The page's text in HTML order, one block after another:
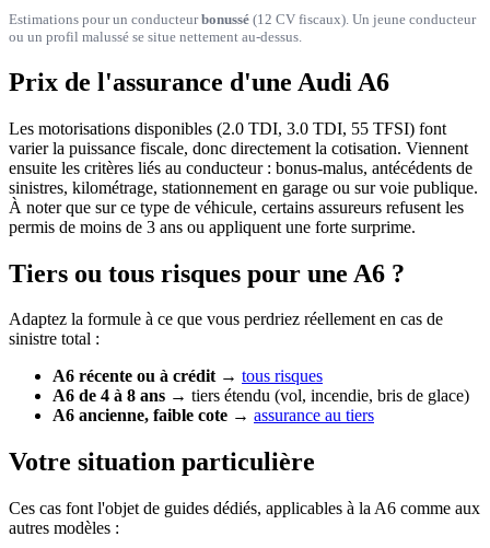
Estimations pour un conducteurbonussé (12 CV fiscaux). Un jeune conducteur
ou un profil malussé se situe nettement au-dessus.
Prix de l'assurance d'une Audi A6
Les motorisations disponibles (2.0 TDI, 3.0 TDI, 55 TFSI) font
varier la puissance fiscale, donc directement la cotisation. Viennent
ensuite les critères liés au conducteur : bonus-malus, antécédents de
sinistres, kilométrage, stationnement en garage ou sur voie publique.
À noter que sur ce type de véhicule, certains assureurs refusent les
permis de moins de 3 ans ou appliquent une forte surprime.
Tiers ou tous risques pour une A6 ?
Adaptez la formule à ce que vous perdriez réellement en cas de
sinistre total :
A6 récente ou à crédit→ tous risques
A6 de 4 à 8 ans → tiers étendu (vol, incendie, bris de glace)
A6 ancienne, faible cote → assurance au tiers
Votre situation particulière
Ces cas font l'objet de guides dédiés, applicables à la A6 comme aux
autres modèles :